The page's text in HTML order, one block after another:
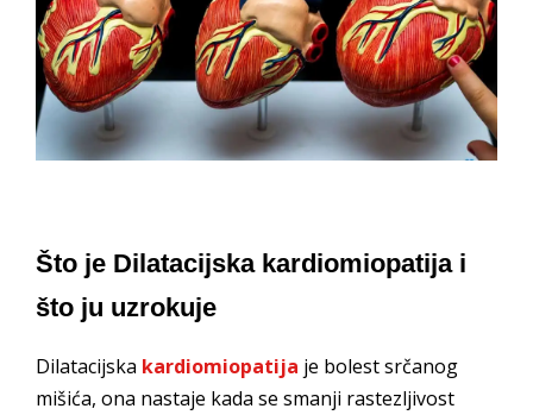
Što je Dilatacijska kardiomiopatija i
što ju uzrokuje
Dilatacijska kardiomiopatija je bolest srčanog
mišića, ona nastaje kada se smanji rastezljivost